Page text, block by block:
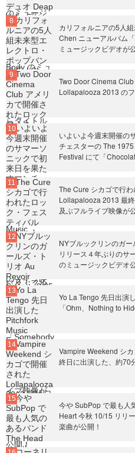
カリフォルニアの5人
Chen ニューアルバム
ミュージックビデオが
Two Door Cinema
Lollapalooza 2013 の
いよいよ今週末開催の
チェスターの The
Festival にて「
The Cure シカゴで行
Lollapalooza 2013 最
及ぶフルライブ映像が
NYブルックリンのガ
リリース４年ぶりのサ
のミュージックビデオ
Yo La Tengo 先日出演
「Ohm、Nothing to
Vampire Weekend シ
終日に出演した、約70
今や SubPop で最も人
Heart 今秋 10/15 リリ
楽曲が公開！